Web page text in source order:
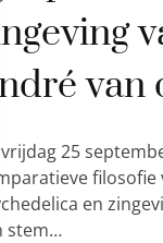
van
25
en
stem…